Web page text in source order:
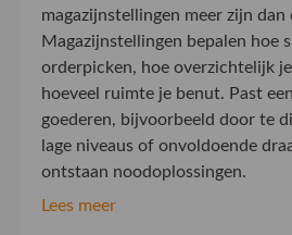
magazijnstellingen meer zijn dan
Magazijnstellingen bepalen hoe
orderpicken, hoe overzichtelijk
hoeveel ruimte je benut. Past
goederen, bijvoorbeeld door te
lage niveaus of onvoldoende
ontstaan noodoplossingen.
Lees meer